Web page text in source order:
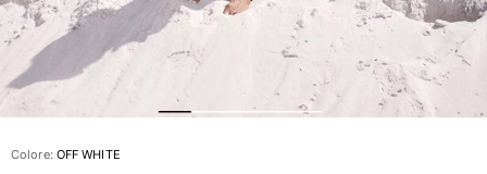
Pullover e Cardigan
Capispalla
Pantaloni
Maglieria
T-shirts
Colore: OFF WHITE